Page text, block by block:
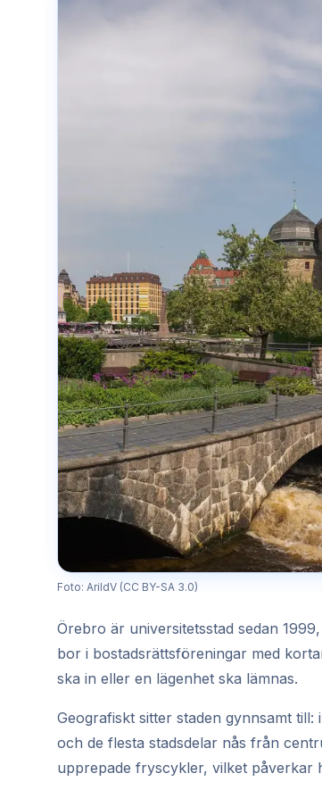
Foto: ArildV (CC BY-SA 3.0)
Örebro är universitetsstad sedan
bor i bostadsrättsföreningar med
ska in eller en lägenhet ska lämnas.
Geografiskt sitter staden gynnsamt
och de flesta stadsdelar nås från
upprepade fryscykler, vilket påverkar